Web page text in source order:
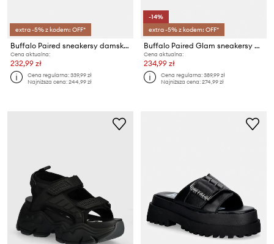
extra -5% z kodem: OFF*
Buffalo Paired sneakersy damskie
Cena aktualna:
232,99 zł
Cena regularna:339,99 zł
Najniższa cena:244,99 zł
-14%
extra -5% z kodem: OFF*
Buffalo Paired Glam sneakersy damskie
Cena aktualna:
234,99 zł
Cena regularna:389,99 zł
Najniższa cena:274,99 zł